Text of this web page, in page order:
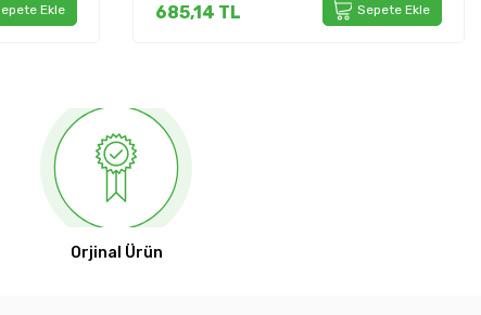
Ekle 637,96 TL Sepete Ekle
Orjinal Ürün